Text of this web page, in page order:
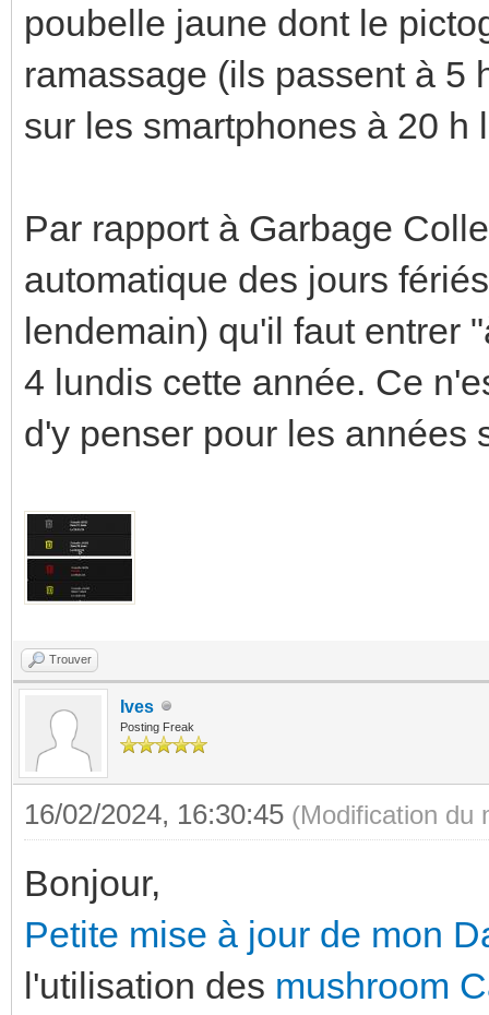
poubelle jaune dont le
ramassage (ils passent à 5
sur les smartphones à 20 h
Par rapport à Garbage
automatique des jours
lendemain) qu'il faut entrer
4 lundis cette année. Ce
d'y penser pour les années
Trouver
Ives
Posting Freak
16/02/2024, 16:30:45 (Modification du
Bonjour,
Petite mise à jour de mon
l'utilisation des mushroom